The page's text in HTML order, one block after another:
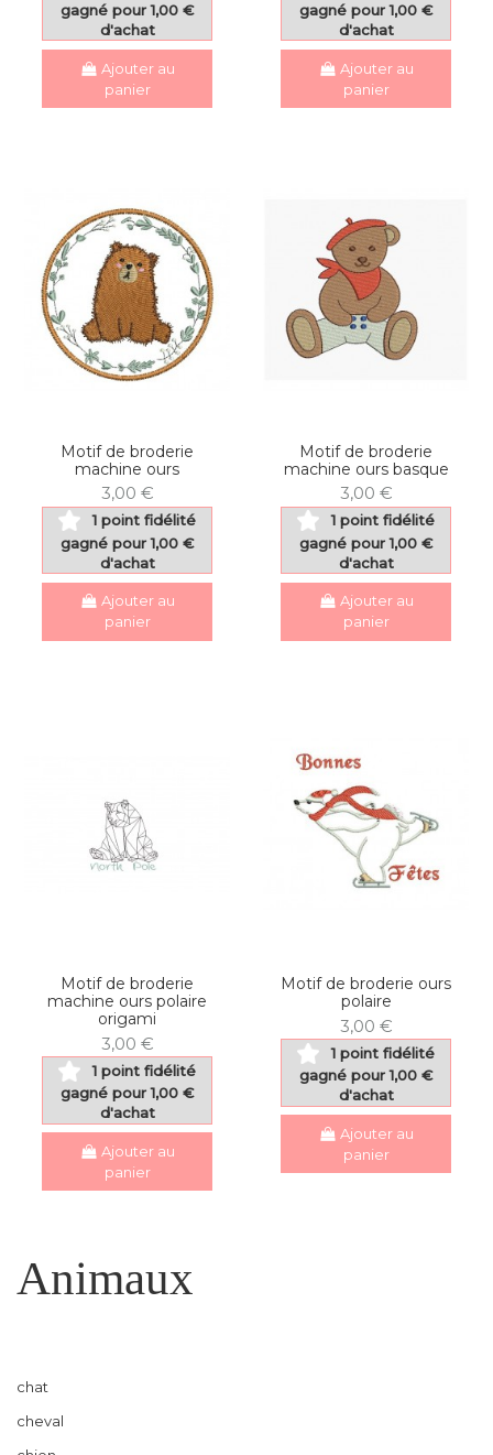
gagné pour 1,00 €
d'achat
Ajouter au
panier
gagné pour 1,00 €
d'achat
Ajouter au
panier
Motif de broderie
machine ours
3,00 €
1 point fidélité
gagné pour 1,00 €
d'achat
Ajouter au
panier
Motif de broderie
machine ours basque
3,00 €
1 point fidélité
gagné pour 1,00 €
d'achat
Ajouter au
panier
Motif de broderie
machine ours polaire
origami
3,00 €
1 point fidélité
gagné pour 1,00 €
d'achat
Ajouter au
panier
Motif de broderie ours
polaire
3,00 €
1 point fidélité
gagné pour 1,00 €
d'achat
Ajouter au
panier
Animaux
chat
cheval